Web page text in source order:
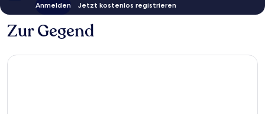
Anmelden Jetzt kostenlos registrieren
Zur Gegend